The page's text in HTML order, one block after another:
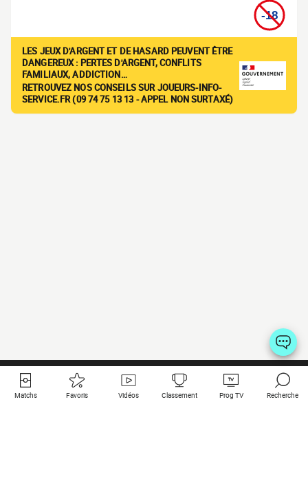
LES JEUX D'ARGENT ET DE HASARD PEUVENT ÊTRE
DANGEREUX : PERTES D'ARGENT, CONFLITS
FAMILIAUX, ADDICTION…
RETROUVEZ NOS CONSEILS SUR JOUEURS-INFO-
SERVICE.FR (09 74 75 13 13 - APPEL NON SURTAXÉ)
Matchs Favoris Vidéos Classement Prog TV Recherche